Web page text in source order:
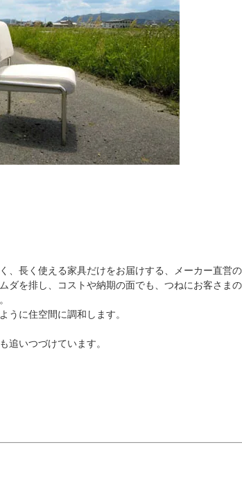
長く使える家具だけをお届けする、メーカー直営の
を排し、コストや納期の面でも、つねにお客さまの
に住空間に調和します。
いつづけています。